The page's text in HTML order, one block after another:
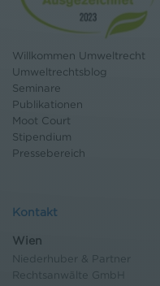
Willkommen Umweltrecht
Umweltrechtsblog
Seminare
Publikationen
Moot Court
Stipendium
Pressebereich
Kontakt
Wien
Niederhuber & Partner
Rechtsanwälte GmbH